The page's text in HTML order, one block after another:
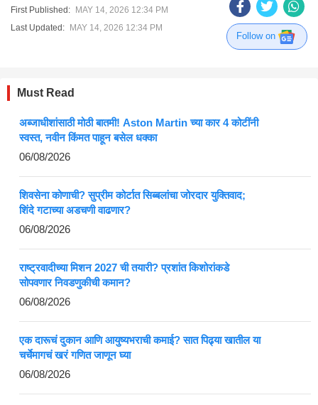
First Published: MAY 14, 2026 12:34 PM
Last Updated: MAY 14, 2026 12:34 PM
Follow on
Must Read
अब्जाधीशांसाठी मोठी बातमी! Aston Martin च्या कार 4 कोटींनी
स्वस्त, नवीन किंमत पाहून बसेल धक्का
06/08/2026
शिवसेना कोणाची? सुप्रीम कोर्टात सिब्बलांचा जोरदार युक्तिवाद;
शिंदे गटाच्या अडचणी वाढणार?
06/08/2026
राष्ट्रवादीच्या मिशन 2027 ची तयारी? प्रशांत किशोरांकडे
सोपवणार निवडणुकीची कमान?
06/08/2026
एक दारूचं दुकान आणि आयुष्यभराची कमाई? सात पिढ्या खातील या
चर्चेमागचं खरं गणित जाणून घ्या
06/08/2026